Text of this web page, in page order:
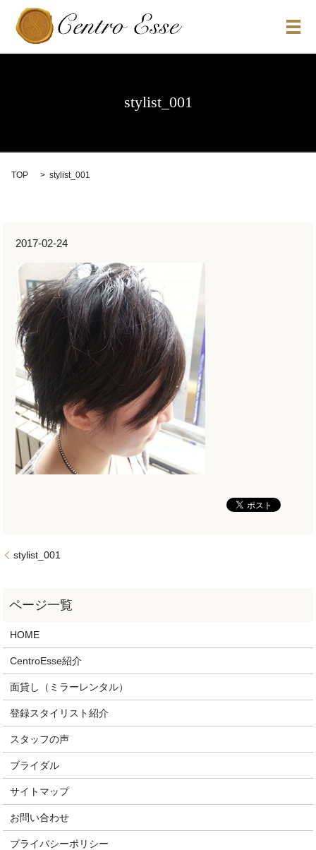
メ
stylist_001
TOP stylist_001
2017-02-24
stylist_001
HOME
CentroEsse紹介
面貸し（ミラーレンタル）
登録スタイリスト紹介
スタッフの声
ブライダル
サイトマップ
お問い合わせ
プライバシーポリシー